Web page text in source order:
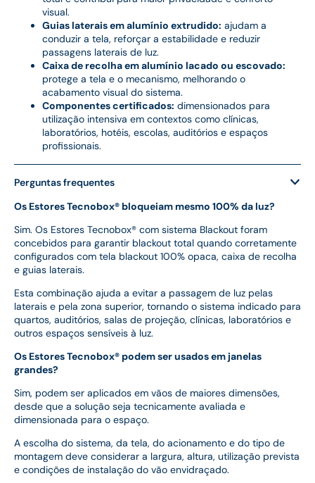
visual.
Guias laterais em alumínio extrudido: ajudam a
conduzir a tela, reforçar a estabilidade e reduzir
passagens laterais de luz.
Caixa de recolha em alumínio lacado ou escovado:
protege a tela e o mecanismo, melhorando o
acabamento visual do sistema.
Componentes certificados: dimensionados para
utilização intensiva em contextos como clínicas,
laboratórios, hotéis, escolas, auditórios e espaços
profissionais.
Perguntas frequentes
Os Estores Tecnobox® bloqueiam mesmo 100% da luz?
Sim. Os Estores Tecnobox® com sistema Blackout foram
concebidos para garantir blackout total quando corretamente
configurados com tela blackout 100% opaca, caixa de recolha
e guias laterais.
Esta combinação ajuda a evitar a passagem de luz pelas
laterais e pela zona superior, tornando o sistema indicado para
quartos, auditórios, salas de projeção, clínicas, laboratórios e
outros espaços sensíveis à luz.
Os Estores Tecnobox® podem ser usados em janelas
grandes?
Sim, podem ser aplicados em vãos de maiores dimensões,
desde que a solução seja tecnicamente avaliada e
dimensionada para o espaço.
A escolha do sistema, da tela, do acionamento e do tipo de
montagem deve considerar a largura, altura, utilização prevista
e condições de instalação do vão envidraçado.